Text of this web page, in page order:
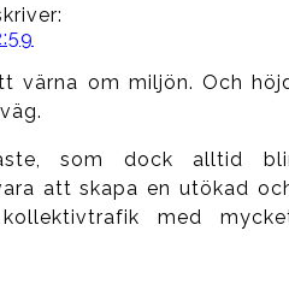
värna om miljön. Och
som dock alltid
att skapa en utökad
med